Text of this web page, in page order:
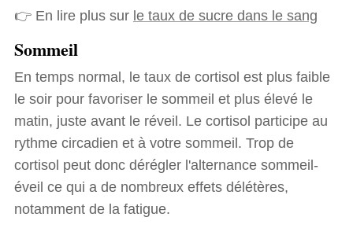
👉 En lire plus sur le taux de sucre dans le sang
Sommeil
En temps normal, le taux de cortisol est plus faible
le soir pour favoriser le sommeil et plus élevé le
matin, juste avant le réveil. Le cortisol participe au
rythme circadien et à votre sommeil. Trop de
cortisol peut donc dérégler l'alternance sommeil-
éveil ce qui a de nombreux effets délétères,
notamment de la fatigue.